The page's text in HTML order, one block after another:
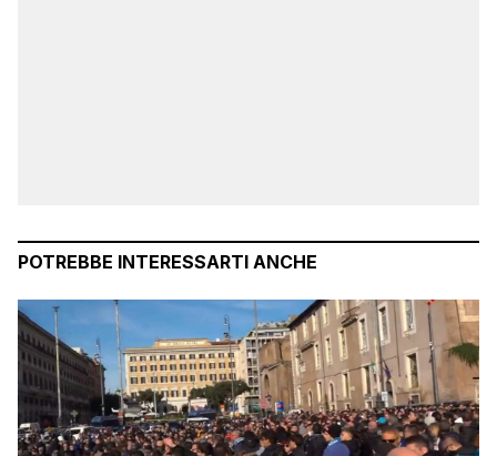
POTREBBE INTERESSARTI ANCHE